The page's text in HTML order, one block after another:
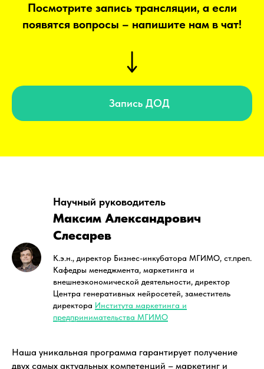
Посмотрите запись трансляции, а если
появятся вопросы – напишите нам в чат!
Запись ДОД
Научный руководитель
Максим Александрович
Слесарев
К.э.н., директор Бизнес-инкубатора МГИМО, ст.преп.
Кафедры менеджмента, маркетинга и
внешнеэкономической деятельности, директор
Центра генеративных нейросетей, заместитель
директора Института маркетинга и
предпринимательства МГИМО
Наша уникальная программа гарантирует получение
двух самых актуальных компетенций – маркетинг и